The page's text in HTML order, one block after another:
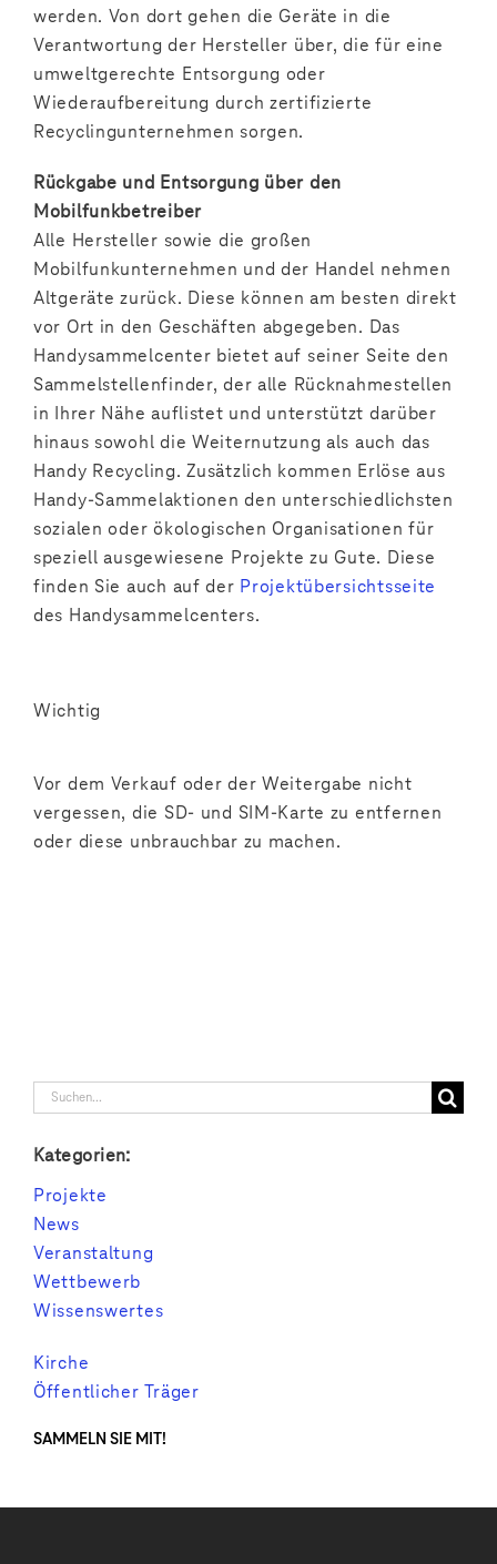
werden. Von dort gehen die Geräte in die
Verantwortung der Hersteller über, die für eine
umweltgerechte Entsorgung oder
Wiederaufbereitung durch zertifizierte
Recyclingunternehmen sorgen.
Rückgabe und Entsorgung über den
Mobilfunkbetreiber
Alle Hersteller sowie die großen
Mobilfunkunternehmen und der Handel nehmen
Altgeräte zurück. Diese können am besten direkt
vor Ort in den Geschäften abgegeben. Das
Handysammelcenter bietet auf seiner Seite den
Sammelstellenfinder, der alle Rücknahmestellen
in Ihrer Nähe auflistet und unterstützt darüber
hinaus sowohl die Weiternutzung als auch das
Handy Recycling. Zusätzlich kommen Erlöse aus
Handy-Sammelaktionen den unterschiedlichsten
sozialen oder ökologischen Organisationen für
speziell ausgewiesene Projekte zu Gute. Diese
finden Sie auch auf der Projektübersichtsseite
des Handysammelcenters.
Wichtig
Vor dem Verkauf oder der Weitergabe nicht
vergessen, die SD- und SIM-Karte zu entfernen
oder diese unbrauchbar zu machen.
Suche
Kategorien:
Projekte
News
Veranstaltung
Wettbewerb
Wissenswertes
Kirche
Öffentlicher Träger
SAMMELN SIE MIT!